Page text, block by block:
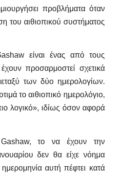
προβλήματα όταν
του αιθιοπικού συστήματος
είναι ένας από τους
προσαρμοστεί σχετικά
των δύο ημερολογίων.
το αιθιοπικό ημερολόγιο,
λογικό», ιδίως όσον αφορά
το να έχουν την
δεν θα είχε νόημα
αυτή πέφτει κατά